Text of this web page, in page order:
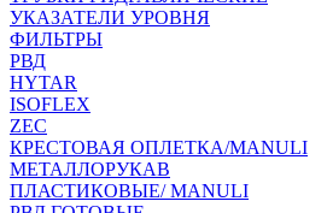
УКАЗАТЕЛИ УРОВНЯ
ФИЛЬТРЫ
РВД
HYTAR
ISOFLEX
ZEC
КРЕСТОВАЯ ОПЛЕТКА/MANULI
МЕТАЛЛОРУКАВ
ПЛАСТИКОВЫЕ/ MANULI